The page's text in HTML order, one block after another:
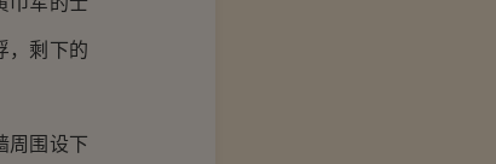
，剩下的
周围设下